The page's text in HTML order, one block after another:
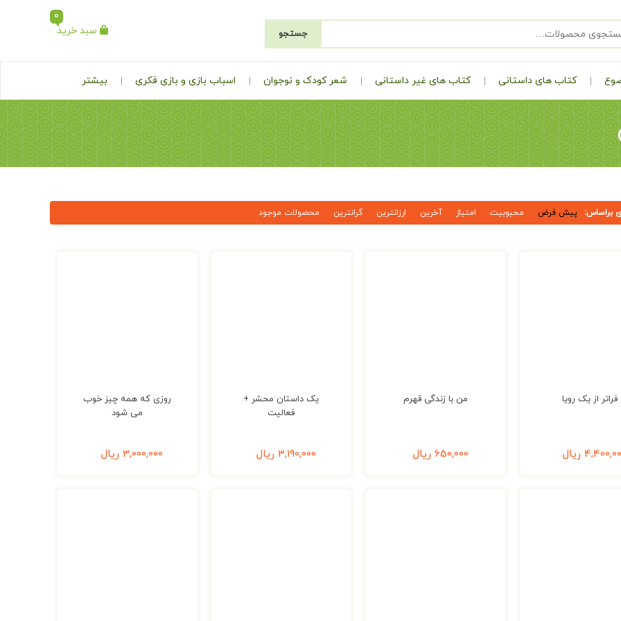
جستجو سبد خرید
0
کتاب های داستانی کتاب های غیر داستانی شعر کودک و نوجوان اسباب بازی و بازی فکری بیشتر
براساس: پیش فرض محبوبیت امتیاز آخرین ارزانترین گرانترین محصولات موجود
فراتر از یک رویا
ریال
من با زندگی قهرم
650,000 ریال
یک داستان محشر +
فعالیت
3,190,000 ریال
روزی که همه چیز خوب
می شود
3,000,000 ریال